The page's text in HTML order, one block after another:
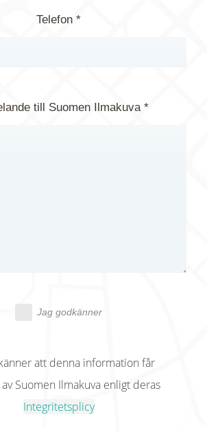
Telefon *
till Suomen Ilmakuva *
Jag godkänner
att denna information får
Suomen Ilmakuva enligt deras
Integritetsplicy